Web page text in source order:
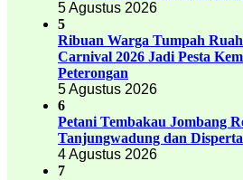
5 Agustus 2026
5
Ribuan Warga Tumpah
Carnival 2026 Jadi Pesta
Peterongan
5 Agustus 2026
6
Petani Tembakau Jombang
Tanjungwadung dan
4 Agustus 2026
7